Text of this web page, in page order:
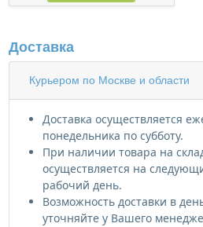
Доставка
Курьером по Москве и области
Доставка осуществляется
понедельника по субботу.
При наличии товара на
осуществляется на
рабочий день.
Возможность доставки в
уточняйте у Вашего